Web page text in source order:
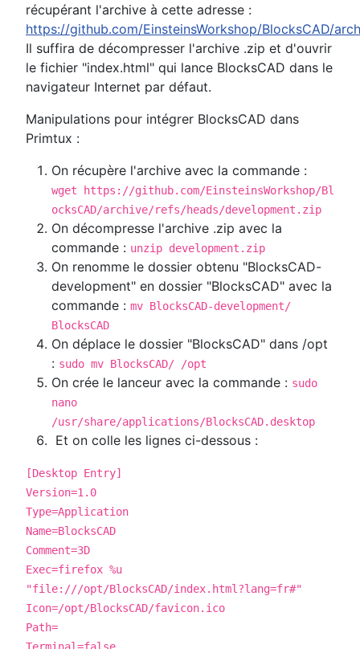
récupérant l'archive à cette adresse :
https://github.com/EinsteinsWorkshop/BlocksCAD/
Il suffira de décompresser l'archive .zip et d'ouvrir
le fichier "index.html" qui lance BlocksCAD dans le
navigateur Internet par défaut.
Manipulations pour intégrer BlocksCAD dans
Primtux :
On récupère l'archive avec la commande :
wget https://github.com/EinsteinsWorkshop/Bl
ocksCAD/archive/refs/heads/development.zip
On décompresse l'archive .zip avec la
commande : unzip development.zip
On renomme le dossier obtenu "BlocksCAD-
development" en dossier "BlocksCAD" avec la
commande : mv BlocksCAD-development/
BlocksCAD
On déplace le dossier "BlocksCAD" dans /opt
: sudo mv BlocksCAD/ /opt
On crée le lanceur avec la commande : sudo
nano
/usr/share/applications/BlocksCAD.desktop
Et on colle les lignes ci-dessous :
[Desktop Entry]
Version=1.0
Type=Application
Name=BlocksCAD
Comment=3D
Exec=firefox %u
"file:///opt/BlocksCAD/index.html?lang=fr#"
Icon=/opt/BlocksCAD/favicon.ico
Path=
Terminal=false